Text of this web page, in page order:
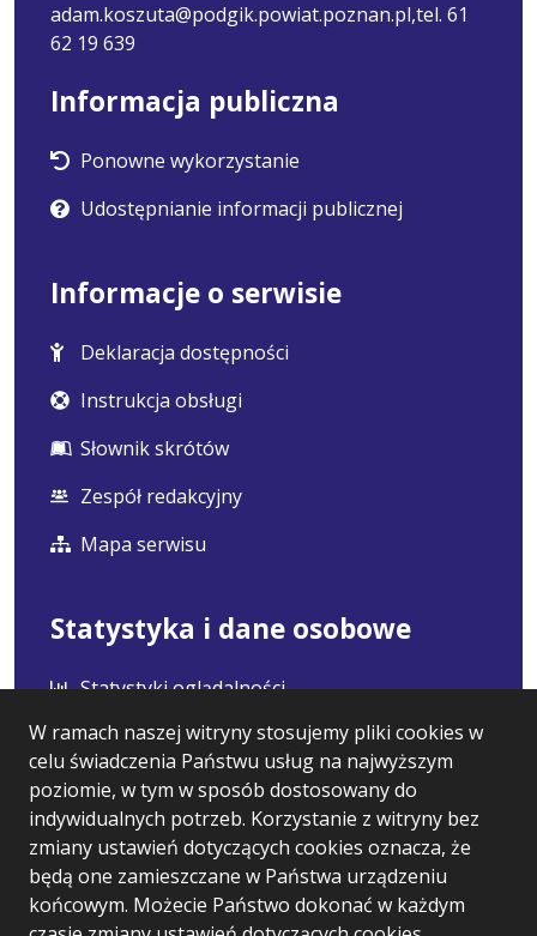
W ramach naszej witryny stosujemy pliki cookies w
celu świadczenia Państwu usług na najwyższym
poziomie, w tym w sposób dostosowany do
indywidualnych potrzeb. Korzystanie z witryny bez
zmiany ustawień dotyczących cookies oznacza, że
będą one zamieszczane w Państwa urządzeniu
końcowym. Możecie Państwo dokonać w każdym
adam.koszuta@podgik.powiat.poznan.pl,tel. 61
62 19 639
Informacja publiczna
Ponowne wykorzystanie
Udostępnianie informacji publicznej
Informacje o serwisie
Deklaracja dostępności
Instrukcja obsługi
Słownik skrótów
Zespół redakcyjny
Mapa serwisu
Statystyka i dane osobowe
Statystyki oglądalności
Ostatnio dodane
Polityka prywatności
RODO